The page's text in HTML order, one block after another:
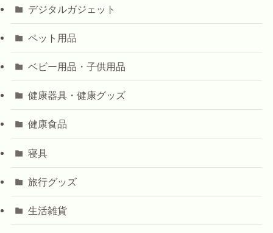
デジタルガジェット
ペット用品
ベビー用品・子供用品
健康器具・健康グッズ
健康食品
寝具
旅行グッズ
生活雑貨